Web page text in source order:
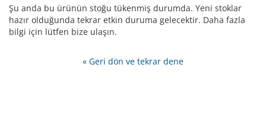
Şu anda bu ürünün stoğu tükenmiş durumda. Yeni stoklar
hazır olduğunda tekrar etkin duruma gelecektir. Daha fazla
bilgi için lütfen bize ulaşın.
« Geri dön ve tekrar dene